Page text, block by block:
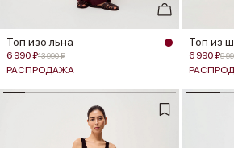
Топ изо льна
6 990 ₽13 990 ₽
РАСПРОДАЖА
Топ из
6 990 ₽9